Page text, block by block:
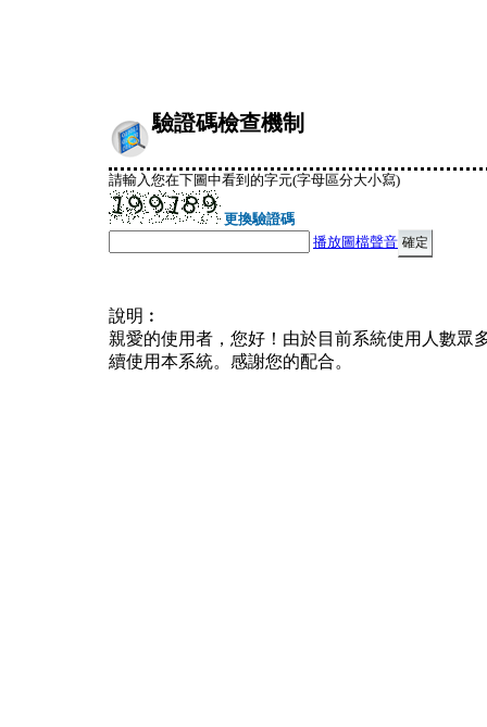
驗證碼檢查機制
請輸入您在下圖中看到的字元(字母區分大小寫)
更換驗證碼
播放圖檔聲音
說明︰
親愛的使用者，您好！由於目前系統使用人數眾
續使用本系統。感謝您的配合。